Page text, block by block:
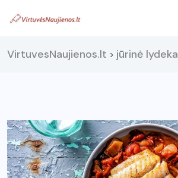
VirtuvesNaujienos.lt > jūrinė lydeka